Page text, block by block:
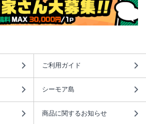
ご利用ガイド
シーモア島
商品に関するお知らせ